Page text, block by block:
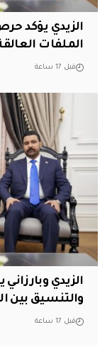
الزيدي يؤكد
الملفات
قبل 17 ساعة
الزيدي
والتنسيق بين
قبل 17 ساعة